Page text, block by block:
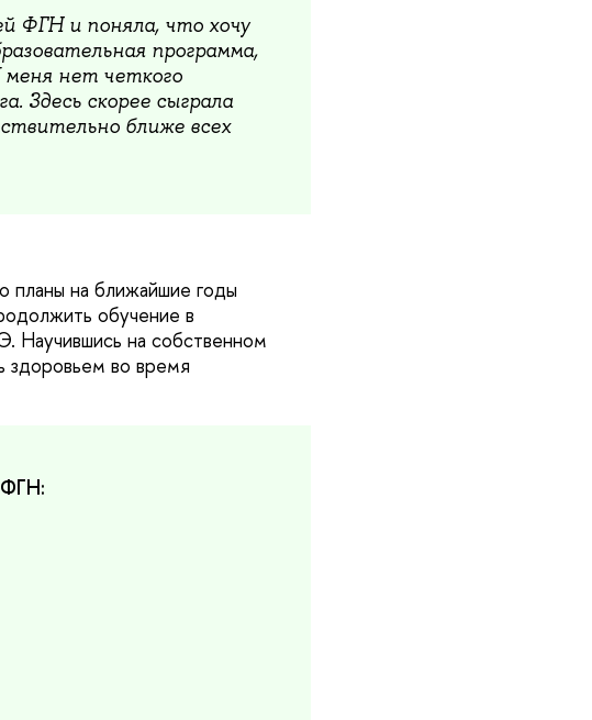
ФГН и поняла, что хочу
программа,
меня нет четкого
Здесь скорее сыграла
ближе всех
планы на ближайшие годы
обучение в
Научившись на собственном
здоровьем во время
ФГН: